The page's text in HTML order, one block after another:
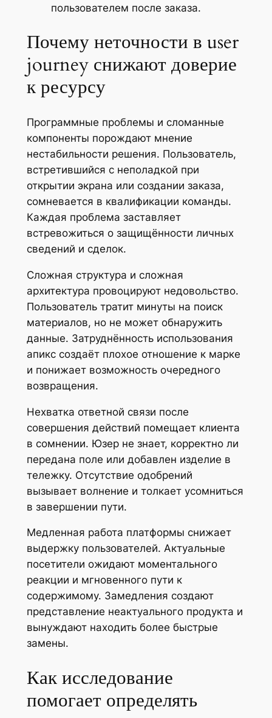
пользователем после заказа.
Почему неточности в user
journey снижают доверие
к ресурсу
Программные проблемы и сломанные
компоненты порождают мнение
нестабильности решения. Пользователь,
встретившийся с неполадкой при
открытии экрана или создании заказа,
сомневается в квалификации команды.
Каждая проблема заставляет
встревожиться о защищённости личных
сведений и сделок.
Сложная структура и сложная
архитектура провоцируют недовольство.
Пользователь тратит минуты на поиск
материалов, но не может обнаружить
данные. Затруднённость использования
апикс создаёт плохое отношение к марке
и понижает возможность очередного
возвращения.
Нехватка ответной связи после
совершения действий помещает клиента
в сомнении. Юзер не знает, корректно ли
передана поле или добавлен изделие в
тележку. Отсутствие одобрений
вызывает волнение и толкает усомниться
в завершении пути.
Медленная работа платформы снижает
выдержку пользователей. Актуальные
посетители ожидают моментального
реакции и мгновенного пути к
содержимому. Замедления создают
представление неактуального продукта и
вынуждают находить более быстрые
замены.
Как исследование
помогает определять